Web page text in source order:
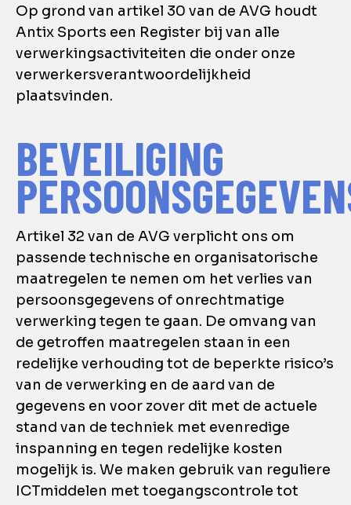
Op grond van artikel 30 van de AVG houdt
Antix Sports een Register bij van alle
verwerkingsactiviteiten die onder onze
verwerkersverantwoordelijkheid
plaatsvinden.
BEVEILIGING
Artikel 32 van de AVG verplicht ons om
passende technische en organisatorische
maatregelen te nemen om het verlies van
persoonsgegevens of onrechtmatige
verwerking tegen te gaan. De omvang van
de getroffen maatregelen staan in een
redelijke verhouding tot de beperkte risico’s
van de verwerking en de aard van de
gegevens en voor zover dit met de actuele
stand van de techniek met evenredige
inspanning en tegen redelijke kosten
mogelijk is. We maken gebruik van reguliere
ICTmiddelen met toegangscontrole tot